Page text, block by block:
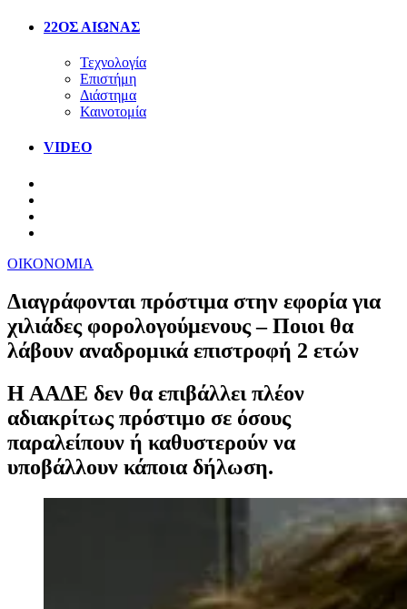
22ΟΣ ΑΙΩΝΑΣ
Τεχνολογία
Επιστήμη
Διάστημα
Καινοτομία
VIDEO
ΟΙΚΟΝΟΜΙΑ
Διαγράφονται πρόστιμα στην εφορία για
χιλιάδες φορολογούμενους – Ποιοι θα
λάβουν αναδρομικά επιστροφή 2 ετών
Η ΑΑΔΕ δεν θα επιβάλλει πλέον
αδιακρίτως πρόστιμο σε όσους
παραλείπουν ή καθυστερούν να
υποβάλλουν κάποια δήλωση.